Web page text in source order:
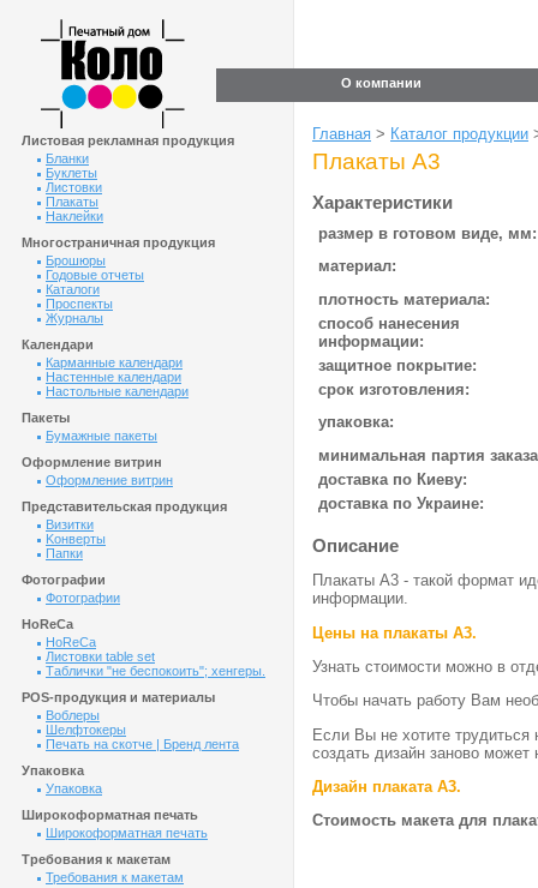
О компании
Листовая рекламная продукция
Бланки
Буклеты
Листовки
Плакаты
Наклейки
Многостраничная продукция
Брошюры
Годовые отчеты
Каталоги
Проспекты
Журналы
Календари
Карманные календари
Настенные календари
Настольные календари
Пакеты
Бумажные пакеты
Оформление витрин
Оформление витрин
Представительская продукция
Визитки
Kонверты
Папки
Фотографии
Фотографии
HoReCa
HoReCa
Листовки table set
Таблички "не беспокоить"; хенгеры.
POS-продукция и материалы
Воблеры
Шелфтокеры
Печать на скотче | Бренд лента
Упаковка
Упаковка
Широкоформатная печать
Широкоформатная печать
Требования к макетам
Требования к макетам
Главная > Каталог продукции
Плакаты А3
Характеристики
размер в готовом виде, мм:
материал:
плотность материала:
способ нанесения
информации:
защитное покрытие:
срок изготовления:
упаковка:
минимальная партия
доставка по Киеву:
доставка по Украине:
Описание
Плакаты А3 - такой формат
информации.
Цены на плакаты А3.
Узнать стоимости можно в
Чтобы начать работу Вам
Если Вы не хотите трудиться
создать дизайн заново
Дизайн плаката А3.
Стоимость макета для